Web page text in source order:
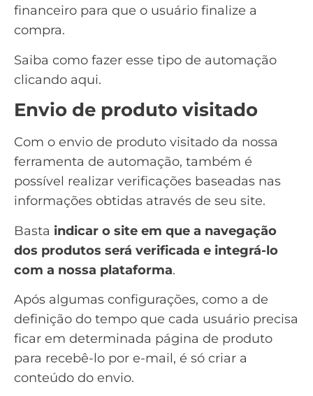
financeiro para que o usuário finalize a
compra.
Saiba como fazer esse tipo de automação
clicando aqui.
Envio de produto visitado
Com o envio de produto visitado da nossa
ferramenta de automação, também é
possível realizar verificações baseadas nas
informações obtidas através de seu site.
Basta indicar o site em que a navegação
dos produtos será verificada e integrá-lo
com a nossa plataforma.
Após algumas configurações, como a de
definição do tempo que cada usuário precisa
ficar em determinada página de produto
para recebê-lo por e-mail, é só criar a
conteúdo do envio.